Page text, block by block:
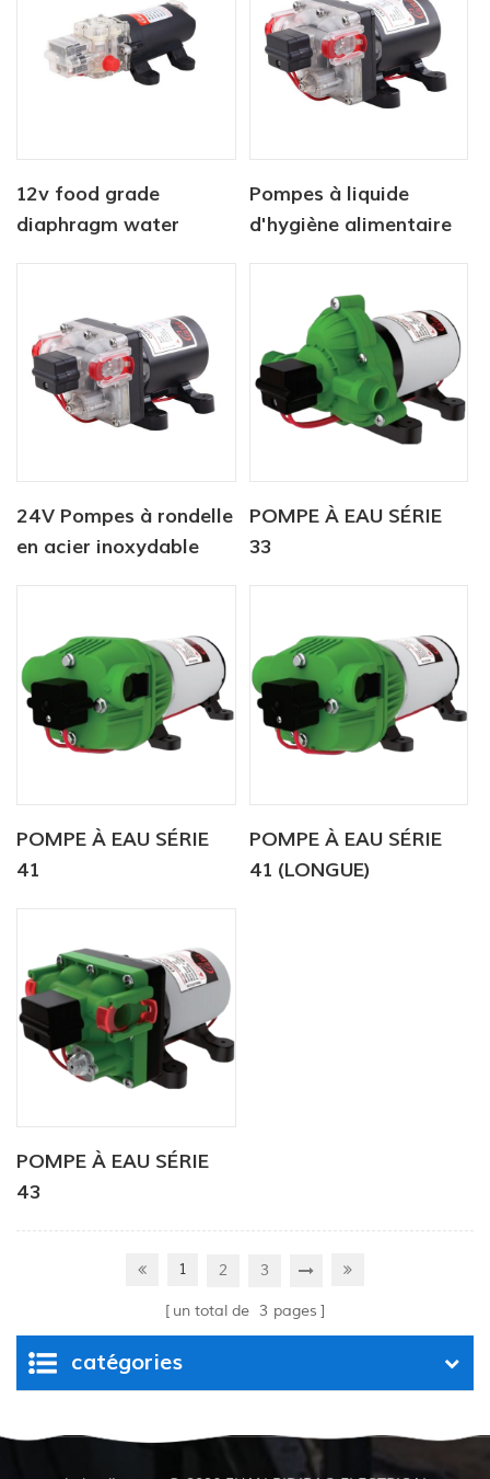
12v food grade
diaphragm water
Pompes à liquide
d'hygiène alimentaire
24V Pompes à rondelle
en acier inoxydable
POMPE À EAU SÉRIE
33
POMPE À EAU SÉRIE
41
POMPE À EAU SÉRIE
41 (LONGUE)
POMPE À EAU SÉRIE
43
1 2 3
un total de 3 pages
catégories